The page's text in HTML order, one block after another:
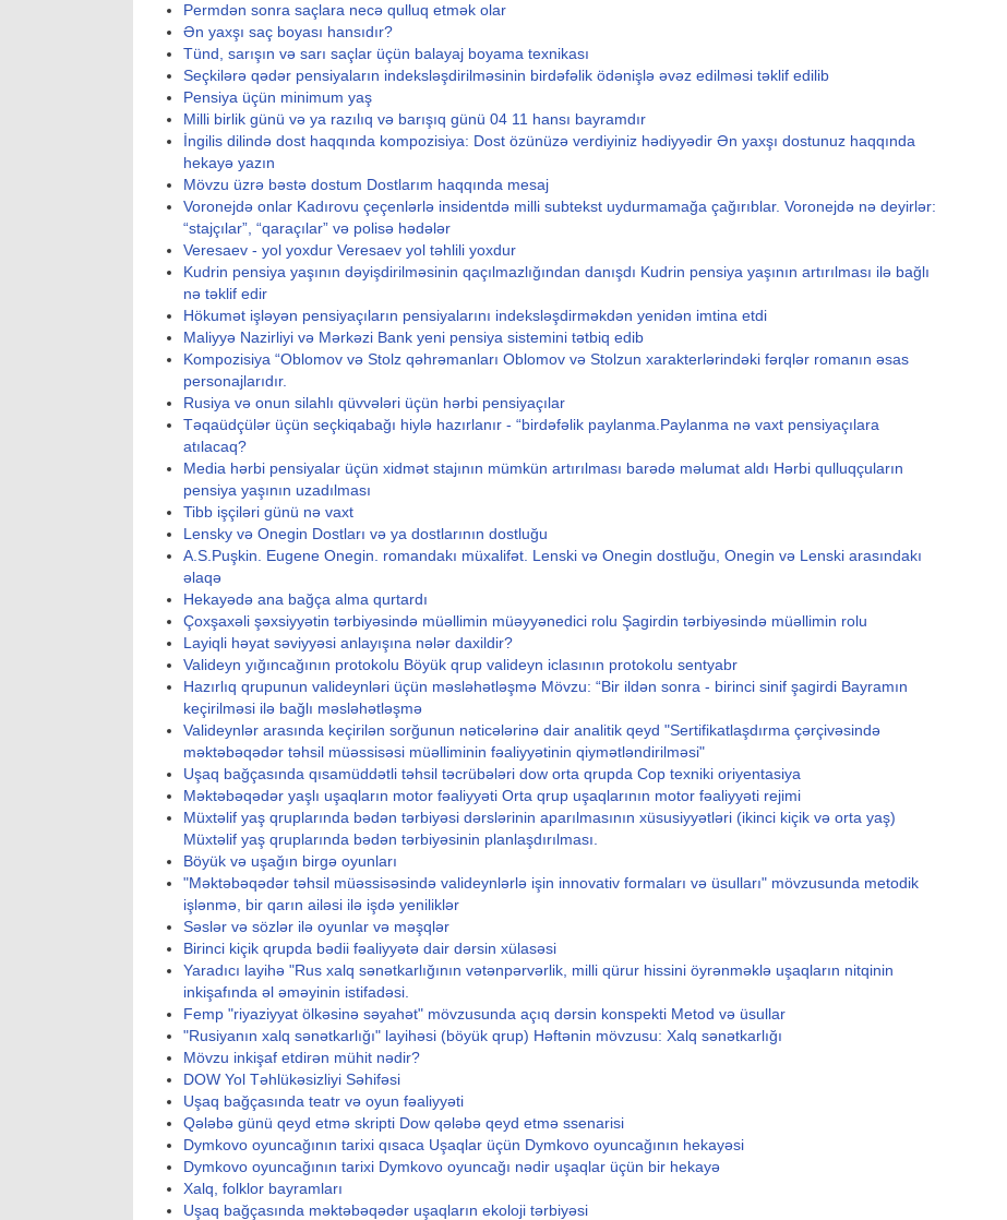
Permdən sonra saçlara necə qulluq etmək olar
Ən yaxşı saç boyası hansıdır?
Tünd, sarışın və sarı saçlar üçün balayaj boyama texnikası
Seçkilərə qədər pensiyaların indeksləşdirilməsinin birdəfəlik ödənişlə əvəz edilməsi təklif edilib
Pensiya üçün minimum yaş
Milli birlik günü və ya razılıq və barışıq günü 04 11 hansı bayramdır
İngilis dilində dost haqqında kompozisiya: Dost özünüzə verdiyiniz hədiyyədir Ən yaxşı dostunuz haqqında
hekayə yazın
Mövzu üzrə bəstə dostum Dostlarım haqqında mesaj
Voronejdə onlar Kadırovu çeçenlərlə insidentdə milli subtekst uydurmamağa çağırıblar. Voronejdə nə deyirlər:
“stajçılar”, “qaraçılar” və polisə hədələr
Veresaev - yol yoxdur Veresaev yol təhlili yoxdur
Kudrin pensiya yaşının dəyişdirilməsinin qaçılmazlığından danışdı Kudrin pensiya yaşının artırılması ilə bağlı
nə təklif edir
Hökumət işləyən pensiyaçıların pensiyalarını indeksləşdirməkdən yenidən imtina etdi
Maliyyə Nazirliyi və Mərkəzi Bank yeni pensiya sistemini tətbiq edib
Kompozisiya “Oblomov və Stolz qəhrəmanları Oblomov və Stolzun xarakterlərindəki fərqlər romanın əsas
personajlarıdır.
Rusiya və onun silahlı qüvvələri üçün hərbi pensiyaçılar
Təqaüdçülər üçün seçkiqabağı hiylə hazırlanır - “birdəfəlik paylanma.Paylanma nə vaxt pensiyaçılara
atılacaq?
Media hərbi pensiyalar üçün xidmət stajının mümkün artırılması barədə məlumat aldı Hərbi qulluqçuların
pensiya yaşının uzadılması
Tibb işçiləri günü nə vaxt
Lensky və Onegin Dostları və ya dostlarının dostluğu
A.S.Puşkin. Eugene Onegin. romandakı müxalifət. Lenski və Onegin dostluğu, Onegin və Lenski arasındakı
əlaqə
Hekayədə ana bağça alma qurtardı
Çoxşaxəli şəxsiyyətin tərbiyəsində müəllimin müəyyənedici rolu Şagirdin tərbiyəsində müəllimin rolu
Layiqli həyat səviyyəsi anlayışına nələr daxildir?
Valideyn yığıncağının protokolu Böyük qrup valideyn iclasının protokolu sentyabr
Hazırlıq qrupunun valideynləri üçün məsləhətləşmə Mövzu: “Bir ildən sonra - birinci sinif şagirdi Bayramın
keçirilməsi ilə bağlı məsləhətləşmə
Valideynlər arasında keçirilən sorğunun nəticələrinə dair analitik qeyd "Sertifikatlaşdırma çərçivəsində
məktəbəqədər təhsil müəssisəsi müəlliminin fəaliyyətinin qiymətləndirilməsi"
Uşaq bağçasında qısamüddətli təhsil təcrübələri dow orta qrupda Cop texniki oriyentasiya
Məktəbəqədər yaşlı uşaqların motor fəaliyyəti Orta qrup uşaqlarının motor fəaliyyəti rejimi
Müxtəlif yaş qruplarında bədən tərbiyəsi dərslərinin aparılmasının xüsusiyyətləri (ikinci kiçik və orta yaş)
Müxtəlif yaş qruplarında bədən tərbiyəsinin planlaşdırılması.
Böyük və uşağın birgə oyunları
"Məktəbəqədər təhsil müəssisəsində valideynlərlə işin innovativ formaları və üsulları" mövzusunda metodik
işlənmə, bir qarın ailəsi ilə işdə yeniliklər
Səslər və sözlər ilə oyunlar və məşqlər
Birinci kiçik qrupda bədii fəaliyyətə dair dərsin xülasəsi
Yaradıcı layihə "Rus xalq sənətkarlığının vətənpərvərlik, milli qürur hissini öyrənməklə uşaqların nitqinin
inkişafında əl əməyinin istifadəsi.
Femp "riyaziyyat ölkəsinə səyahət" mövzusunda açıq dərsin konspekti Metod və üsullar
"Rusiyanın xalq sənətkarlığı" layihəsi (böyük qrup) Həftənin mövzusu: Xalq sənətkarlığı
Mövzu inkişaf etdirən mühit nədir?
DOW Yol Təhlükəsizliyi Səhifəsi
Uşaq bağçasında teatr və oyun fəaliyyəti
Qələbə günü qeyd etmə skripti Dow qələbə qeyd etmə ssenarisi
Dymkovo oyuncağının tarixi qısaca Uşaqlar üçün Dymkovo oyuncağının hekayəsi
Dymkovo oyuncağının tarixi Dymkovo oyuncağı nədir uşaqlar üçün bir hekayə
Xalq, folklor bayramları
Uşaq bağçasında məktəbəqədər uşaqların ekoloji tərbiyəsi